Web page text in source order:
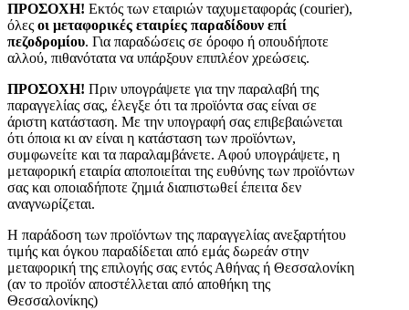
ΠΡΟΣΟΧΗ! Εκτός των εταιριών ταχυμεταφοράς (courier),
όλες οι μεταφορικές εταιρίες παραδίδουν επί
πεζοδρομίου. Για παραδώσεις σε όροφο ή οπουδήποτε
αλλού, πιθανότατα να υπάρξουν επιπλέον χρεώσεις.
ΠΡΟΣΟΧΗ! Πριν υπογράψετε για την παραλαβή της
παραγγελίας σας, έλεγξε ότι τα προϊόντα σας είναι σε
άριστη κατάσταση. Με την υπογραφή σας επιβεβαιώνεται
ότι όποια κι αν είναι η κατάσταση των προϊόντων,
συμφωνείτε και τα παραλαμβάνετε. Αφού υπογράψετε, η
μεταφορική εταιρία αποποιείται της ευθύνης των προϊόντων
σας και οποιαδήποτε ζημιά διαπιστωθεί έπειτα δεν
αναγνωρίζεται.
Η παράδοση των προϊόντων της παραγγελίας ανεξαρτήτου
τιμής και όγκου παραδίδεται από εμάς δωρεάν στην
μεταφορική της επιλογής σας εντός Αθήνας ή Θεσσαλονίκη
(αν το προϊόν αποστέλλεται από αποθήκη της
Θεσσαλονίκης)